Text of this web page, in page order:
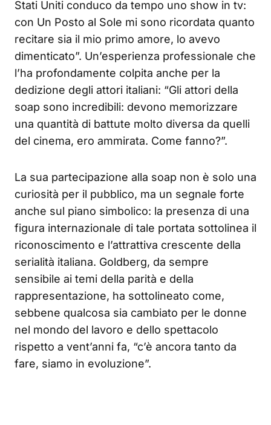
Stati Uniti conduco da tempo uno show in tv:
con Un Posto al Sole mi sono ricordata quanto
recitare sia il mio primo amore, lo avevo
dimenticato”. Un’esperienza professionale che
l’ha profondamente colpita anche per la
dedizione degli attori italiani: “Gli attori della
soap sono incredibili: devono memorizzare
una quantità di battute molto diversa da quelli
del cinema, ero ammirata. Come fanno?”.
La sua partecipazione alla soap non è solo una
curiosità per il pubblico, ma un segnale forte
anche sul piano simbolico: la presenza di una
figura internazionale di tale portata sottolinea il
riconoscimento e l’attrattiva crescente della
serialità italiana. Goldberg, da sempre
sensibile ai temi della parità e della
rappresentazione, ha sottolineato come,
sebbene qualcosa sia cambiato per le donne
nel mondo del lavoro e dello spettacolo
rispetto a vent’anni fa, “c’è ancora tanto da
fare, siamo in evoluzione”.